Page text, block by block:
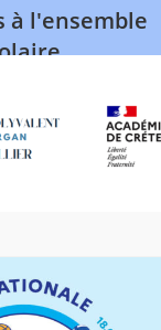
à l'ensemble